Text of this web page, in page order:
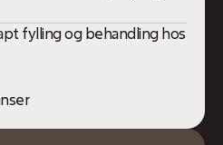
fylling og behandling hos